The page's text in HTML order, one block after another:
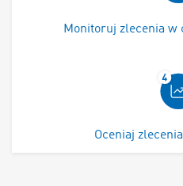
Monitoruj zlecenia w
Oceniaj